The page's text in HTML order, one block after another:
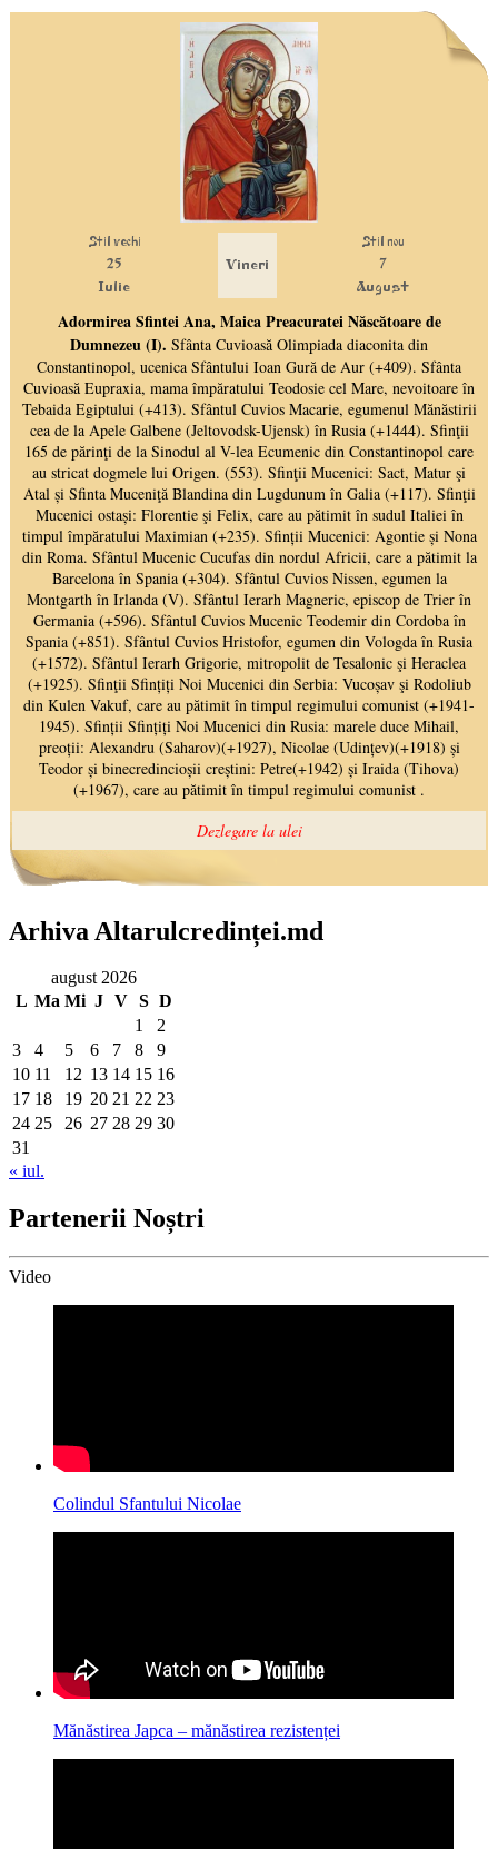
Arhiva Altarulcredinței.md
august 2026
L Ma Mi J V S D
1
2
3
4 5 6 7 8
9
10 11 12 13 14 15 16
17 18 19 20 21 22 23
24 25 26 27 28 29 30
31
« iul.
Partenerii Noștri
Video
Colindul Sfantului Nicolae
Mănăstirea Japca – mănăstirea rezistenței